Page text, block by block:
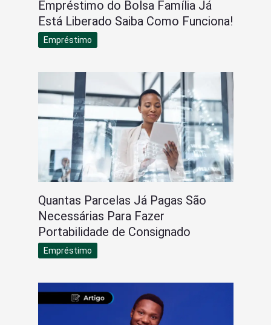
Empréstimo do Bolsa Família Já
Está Liberado Saiba Como Funciona!
Empréstimo
Quantas Parcelas Já Pagas São
Necessárias Para Fazer
Portabilidade de Consignado
Empréstimo